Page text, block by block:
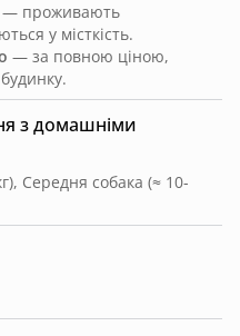
з домашніми
Середня собака (≈ 10-
— проживають
у місткість.
— за повною ціною,